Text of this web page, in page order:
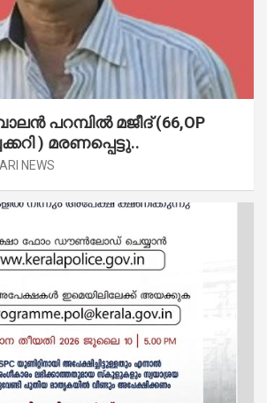
പറമ്പിൽ മജീദ് (66,OP
) മരണപ്പെട്ടു..
NEWS